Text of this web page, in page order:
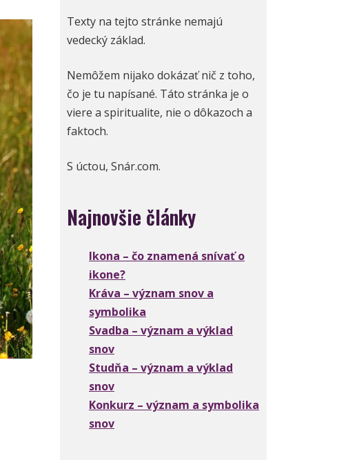
Texty na tejto stránke nemajú
vedecký základ.
Nemôžem nijako dokázať nič z toho,
čo je tu napísané. Táto stránka je o
viere a spiritualite, nie o dôkazoch a
faktoch.
S úctou, Snár.com.
Najnovšie články
Ikona – čo znamená snívať o
ikone?
Kráva – význam snov a
symbolika
Svadba – význam a výklad
snov
Studňa – význam a výklad
snov
Konkurz – význam a symbolika
snov